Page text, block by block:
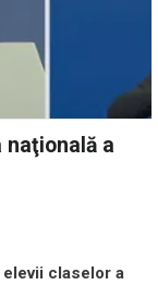
a
claselor a